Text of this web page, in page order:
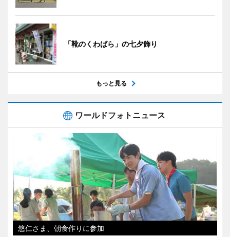
「靴のくわばら」の七夕飾り
もっと見る
ワールドフォトニュース
悠仁さま、朝食作りに参加